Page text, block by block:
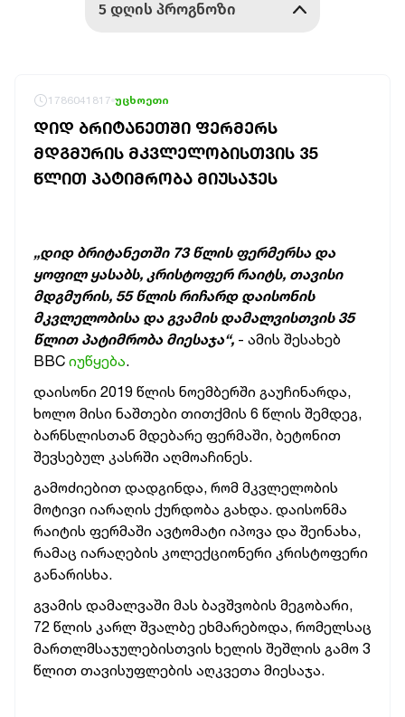
1786041817 უცხოეთი
ᲓᲘᲓ ᲑᲠᲘᲢᲐᲜᲔᲗᲨᲘ ᲤᲔᲠᲛᲔᲠᲡ
ᲛᲓᲒᲛᲣᲠᲘᲡ ᲛᲙᲕᲚᲔᲚᲝᲑᲘᲡᲗᲕᲘᲡ 35
ᲬᲚᲘᲗ ᲞᲐᲢᲘᲛᲠᲝᲑᲐ ᲛᲘᲣᲡᲐᲯᲔᲡ
„დიდ ბრიტანეთში 73 წლის ფერმერსა და
ყოფილ ყასაბს, კრისტოფერ რაიტს, თავისი
მდგმურის, 55 წლის რიჩარდ დაისონის
მკვლელობისა და გვამის დამალვისთვის 35
წლით პატიმრობა მიესაჯა“, - ამის შესახებ
BBC იუწყება.
დაისონი 2019 წლის ნოემბერში გაუჩინარდა,
ხოლო მისი ნაშთები თითქმის 6 წლის შემდეგ,
ბარნსლისთან მდებარე ფერმაში, ბეტონით
შევსებულ კასრში აღმოაჩინეს.
გამოძიებით დადგინდა, რომ მკვლელობის
მოტივი იარაღის ქურდობა გახდა. დაისონმა
რაიტის ფერმაში ავტომატი იპოვა და შეინახა,
რამაც იარაღების კოლექციონერი კრისტოფერი
განარისხა.
გვამის დამალვაში მას ბავშვობის მეგობარი,
72 წლის კარლ შვალბე ეხმარებოდა, რომელსაც
მართლმსაჯულებისთვის ხელის შეშლის გამო 3
წლით თავისუფლების აღკვეთა მიესაჯა.